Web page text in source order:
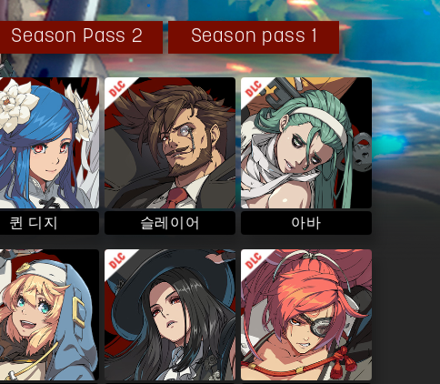
Season Pass 2 Season pass 1
퀸 디지 슬레이어 아바